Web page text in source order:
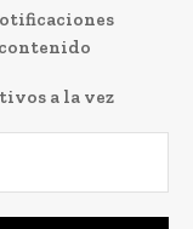
contenido
a la vez